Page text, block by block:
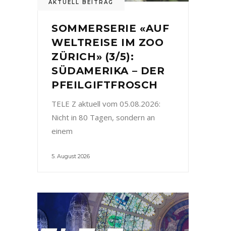
AKTUELL BEITRAG
SOMMERSERIE «AUF
WELTREISE IM ZOO
ZÜRICH» (3/5):
SÜDAMERIKA – DER
PFEILGIFTFROSCH
TELE Z aktuell vom 05.08.2026:
Nicht in 80 Tagen, sondern an
einem
5. August 2026